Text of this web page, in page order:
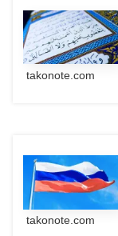
takonote.com
takonote.com